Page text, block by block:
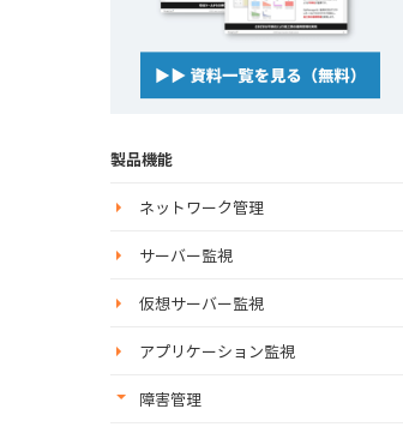
製品機能
ネットワーク管理
サーバー監視
仮想サーバー監視
アプリケーション監視
障害管理